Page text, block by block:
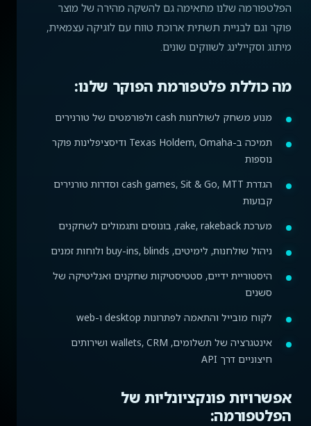
הפלטפורמה שלנו מתאימה גם להשקה מהירה של מוצר
פוקר וגם לבניית תשתית ארוכת טווח עם לוגיקה עצמאית,
מיתוג וסקיילינג לשווקים שונים.
מה כוללת פלטפורמת הפוקר שלנו:
מנוע משחק לשולחנות cash ולפורמטים של טורנירים
תמיכה ב-Texas Holdem, Omaha ודיסציפלינות פוקר
נוספות
הגדרת cash games, Sit & Go, MTT וסדרות טורנירים
קבועות
מערכת rake, rakeback, בונוסים ותגמולים לשחקנים
ניהול שולחנות, לימיטים, buy-ins, blinds ולוחות זמנים
היסטוריית ידיים, סטטיסטיקות שחקנים ואנליטיקה של
סשנים
לקוח מובייל והתאמה לפתרונות desktop ו-web
אינטגרציה של תשלומים, wallets, CRM ושירותים
חיצוניים דרך API
אפשרויות פונקציונליות של
הפלטפורמה: